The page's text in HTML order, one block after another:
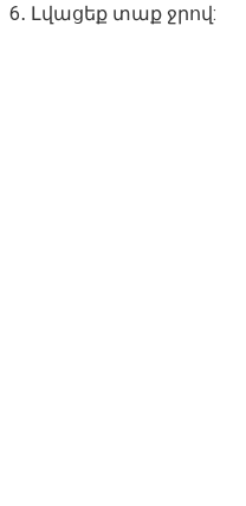
6․ Լվացեք տաք ջրով: